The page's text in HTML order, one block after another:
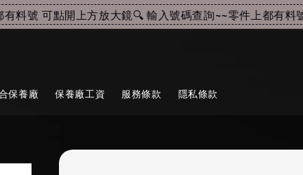
號 可點開上方放大鏡🔍 輸入號碼查詢~~零件上都有料號
保養廠 保養廠工資 服務條款 隱私條款